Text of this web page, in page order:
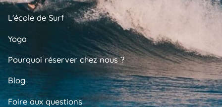
L'école de Surf
Yoga
Pourquoi réserver chez nous ?
Blog
Foire aux questions